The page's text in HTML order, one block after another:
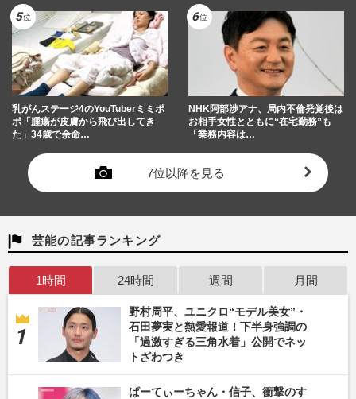
乳がんステージ4のYouTuberミミポ
ポ「腫瘍が皮膚から飛び出してき
た」34歳で余命…
NHK阿部渉アナ、局内不倫発覚後は
お相手女性とともに“在宅勤務”も
「業務内容は…
7位以降を見る
芸能の記事ランキング
1時間 24時間 週間 月間
野村周平、ユニクロ“モデル美女”・
石田夢実と熱愛報道！下半身強調の
「過激すぎる三角水着」公開でネッ
トざわつき
ぱーてぃーちゃん・信子、衝撃のす